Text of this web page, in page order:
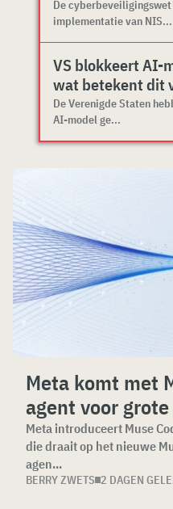
De
implementatie van NIS...
VS blokkeert AI-
wat betekent dit
De Verenigde Staten
AI-model ge...
Meta komt met
agent voor
Meta introduceert Muse
die draait op het nieuwe
agen...
BERRY ZWETS 2 DAGEN